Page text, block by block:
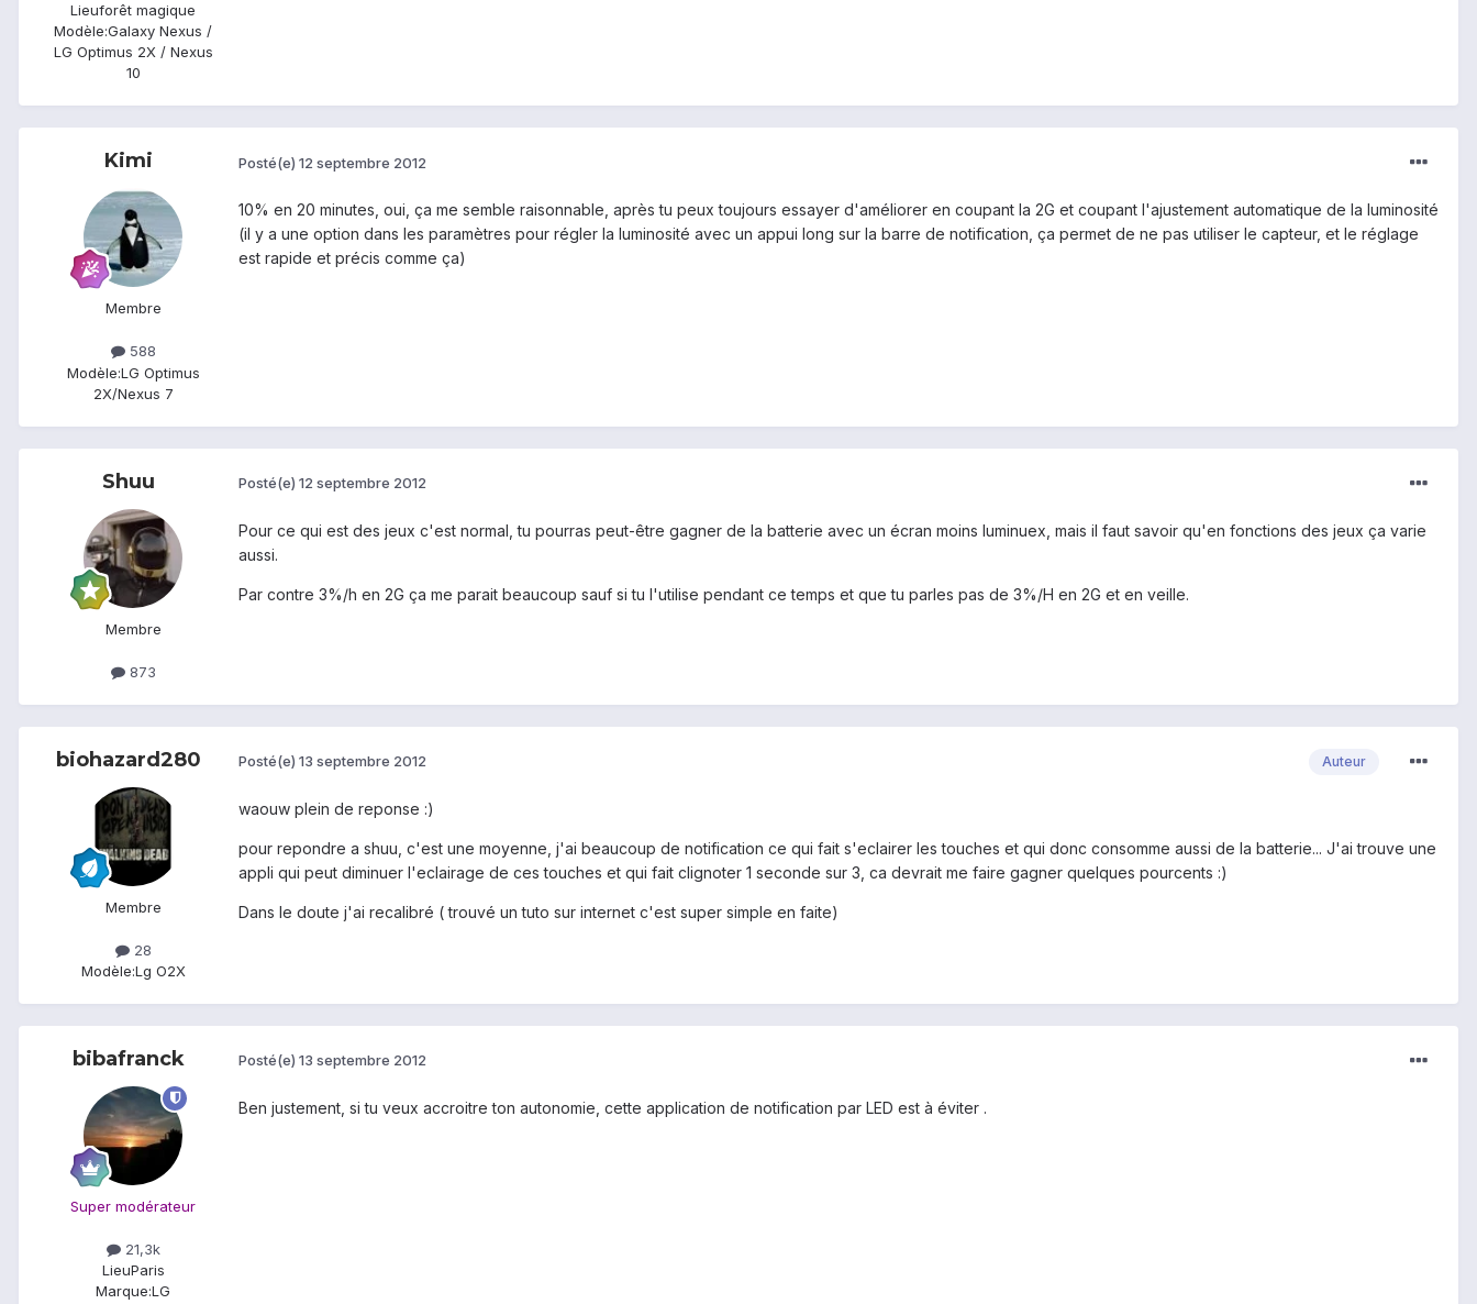
Lieuforêt magique
Modèle:Galaxy Nexus /
LG Optimus 2X / Nexus
10
Kimi
Membre
588
Modèle:LG Optimus
2X/Nexus 7
Posté(e) 12 septembre 2012
10% en 20 minutes, oui, ça me semble raisonnable, après tu peux toujours essayer d'améliorer en coupant la 2G et coupant l'ajustement automatique de la luminosité
(il y a une option dans les paramètres pour régler la luminosité avec un appui long sur la barre de notification, ça permet de ne pas utiliser le capteur, et le réglage
est rapide et précis comme ça)
Shuu
Membre
873
Posté(e) 12 septembre 2012
Pour ce qui est des jeux c'est normal, tu pourras peut-être gagner de la batterie avec un écran moins luminuex, mais il faut savoir qu'en fonctions des jeux ça varie
aussi.
Par contre 3%/h en 2G ça me parait beaucoup sauf si tu l'utilise pendant ce temps et que tu parles pas de 3%/H en 2G et en veille.
biohazard280
Membre
28
Modèle:Lg O2X
Auteur
Posté(e) 13 septembre 2012
waouw plein de reponse :)
pour repondre a shuu, c'est une moyenne, j'ai beaucoup de notification ce qui fait s'eclairer les touches et qui donc consomme aussi de la batterie... J'ai trouve une
appli qui peut diminuer l'eclairage de ces touches et qui fait clignoter 1 seconde sur 3, ca devrait me faire gagner quelques pourcents :)
Dans le doute j'ai recalibré ( trouvé un tuto sur internet c'est super simple en faite)
bibafranck
Super modérateur
21,3k
LieuParis
Marque:LG
Posté(e) 13 septembre 2012
Ben justement, si tu veux accroitre ton autonomie, cette application de notification par LED est à éviter .